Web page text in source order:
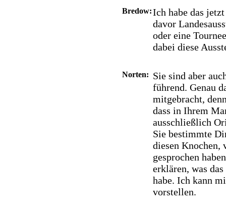
Bredow:Ich habe das
davor
oder eine
dabei diese
Norten: Sie sind aber
führend. Genau
mitgebracht,
dass in Ihrem
ausschließlich
Sie bestimmte
diesen Knochen,
gesprochen
erklären, was
habe. Ich kann
vorstellen.